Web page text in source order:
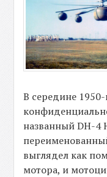
В середине
названный DH-4
выглядел как
мотора, и